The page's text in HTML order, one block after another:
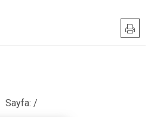
Sayfa: /